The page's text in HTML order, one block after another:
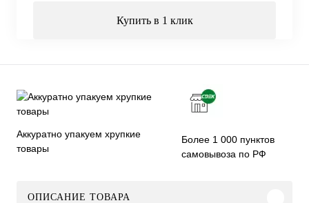
Купить в 1 клик
Аккуратно упакуем хрупкие
товары
Более 1 000 пунктов
самовывоза по РФ
ОПИСАНИЕ ТОВАРА